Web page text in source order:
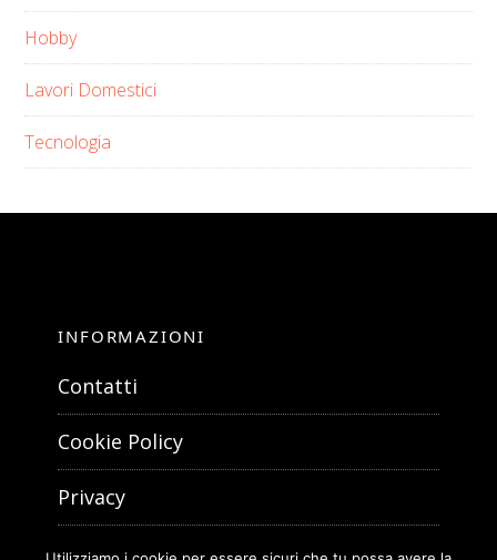
Hobby
Lavori Domestici
Tecnologia
INFORMAZIONI
Contatti
Cookie Policy
Privacy